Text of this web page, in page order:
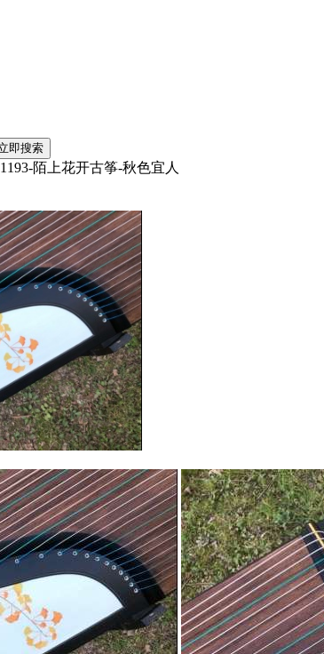
1193-陌上花开古筝-秋色宜人